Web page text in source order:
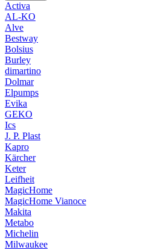
Activa
AL-KO
Alve
Bestway
Bolsius
Burley
dimartino
Dolmar
Elpumps
Evika
GEKO
Ics
J. P. Plast
Kapro
Kärcher
Keter
Leifheit
MagicHome
MagicHome Vianoce
Makita
Metabo
Michelin
Milwaukee